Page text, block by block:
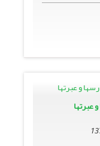
عبرتها